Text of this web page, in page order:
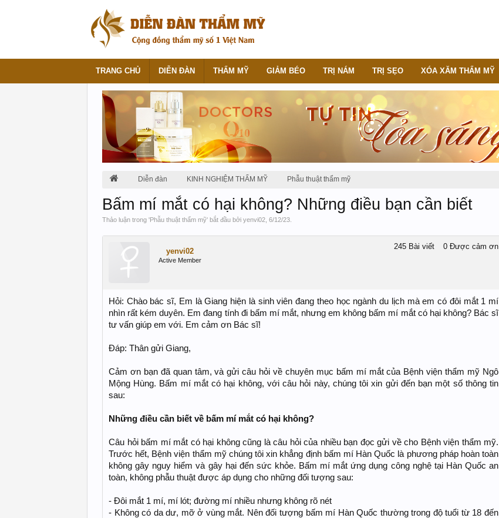
Diễn đàn KINH NGHIỆM THẨM MỸ Phẫu thuật thẩm mỹ
Bấm mí mắt có hại không? Những điều bạn cần biết
Thảo luận trong 'Phẫu thuật thẩm mỹ' bắt đầu bởi yenvi02 6/12/23
yenvi02
Active Member
245 Bài viết 0 Được cảm ơn
Hỏi: Chào bác sĩ, Em là Giang hiện là sinh viên đang theo học ngành du lịch mà em có đôi mắt 1 mí
nhìn rất kém duyên. Em đang tính đi bấm mí mắt, nhưng em không bấm mí mắt có hại không? Bác sĩ
tư vấn giúp em với. Em cảm ơn Bác sĩ!
Đáp: Thân gửi Giang,
Cảm ơn bạn đã quan tâm, và gửi câu hỏi về chuyên mục bấm mí mắt của Bệnh viện thẩm mỹ Ngô
Mộng Hùng. Bấm mí mắt có hại không, với câu hỏi này, chúng tôi xin gửi đến bạn một số thông tin
sau:
Những điều cần biết về bấm mí mắt có hại không?
Câu hỏi bấm mí mắt có hại không cũng là câu hỏi của nhiều bạn đọc gửi về cho Bệnh viện thẩm mỹ.
Trước hết, Bệnh viện thẩm mỹ chúng tôi xin khẳng định bấm mí Hàn Quốc là phương pháp hoàn toàn
không gây nguy hiểm và gây hại đến sức khỏe. Bấm mí mắt ứng dụng công nghệ tại Hàn Quốc an
toàn, không phẫu thuật được áp dụng cho những đối tượng sau:
- Đôi mắt 1 mí, mí lót; đường mí nhiều nhưng không rõ nét
- Không có da dư, mỡ ở vùng mắt. Nên đối tượng bấm mí Hàn Quốc thường trong độ tuổi từ 18 đến
TRANG CHỦ DIỄN ĐÀN THẨM MỸ GIẢM BÉO TRỊ NÁM TRỊ SẸO XÓA XĂM THẨM MỸ